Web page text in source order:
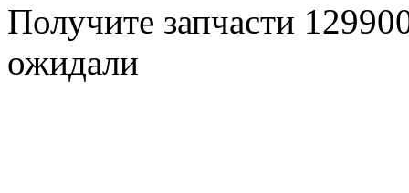
Получите запчасти
ожидали